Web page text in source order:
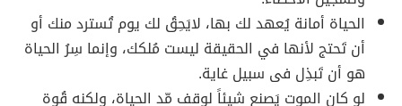
الحياة أمانة يُعهد لك بها، لايَحِقُ لك يوم تُسترد منك أو
أن تَحتج لأنها في الحقيقة ليست مُلكك، وإنما سِرُ الحياة
هو أن تَبذِل فى سبيل غاية.
لو كان الموت يَصنع شيئاً لوقف مّد الحياة، ولكنه قُوة